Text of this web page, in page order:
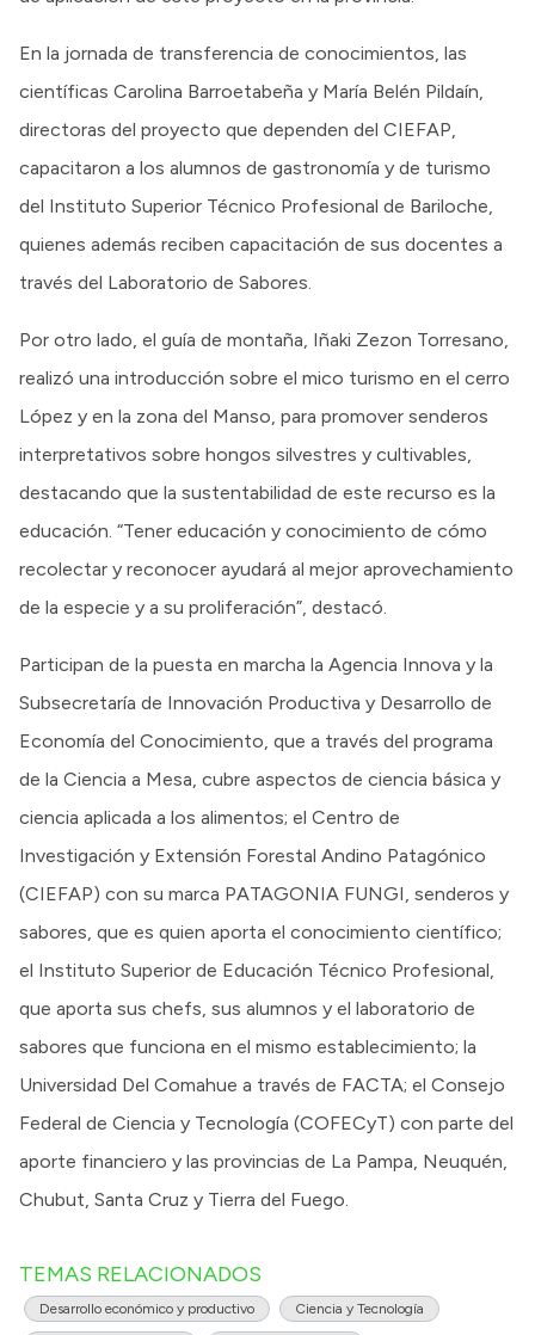
En la jornada de transferencia de conocimientos, las
científicas Carolina Barroetabeña y María Belén Pildaín,
directoras del proyecto que dependen del CIEFAP,
capacitaron a los alumnos de gastronomía y de turismo
del Instituto Superior Técnico Profesional de Bariloche,
quienes además reciben capacitación de sus docentes a
través del Laboratorio de Sabores.
Por otro lado, el guía de montaña, Iñaki Zezon Torresano,
realizó una introducción sobre el mico turismo en el cerro
López y en la zona del Manso, para promover senderos
interpretativos sobre hongos silvestres y cultivables,
destacando que la sustentabilidad de este recurso es la
educación. “Tener educación y conocimiento de cómo
recolectar y reconocer ayudará al mejor aprovechamiento
de la especie y a su proliferación”, destacó.
Participan de la puesta en marcha la Agencia Innova y la
Subsecretaría de Innovación Productiva y Desarrollo de
Economía del Conocimiento, que a través del programa
de la Ciencia a Mesa, cubre aspectos de ciencia básica y
ciencia aplicada a los alimentos; el Centro de
Investigación y Extensión Forestal Andino Patagónico
(CIEFAP) con su marca PATAGONIA FUNGI, senderos y
sabores, que es quien aporta el conocimiento científico;
el Instituto Superior de Educación Técnico Profesional,
que aporta sus chefs, sus alumnos y el laboratorio de
sabores que funciona en el mismo establecimiento; la
Universidad Del Comahue a través de FACTA; el Consejo
Federal de Ciencia y Tecnología (COFECyT) con parte del
aporte financiero y las provincias de La Pampa, Neuquén,
Chubut, Santa Cruz y Tierra del Fuego.
TEMAS RELACIONADOS
Desarrollo económico y productivo Ciencia y Tecnología